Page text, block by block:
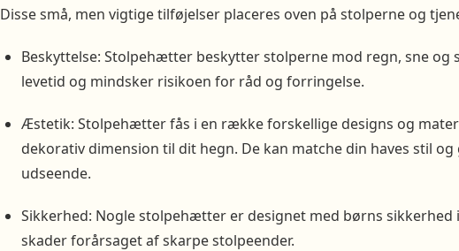
Disse små, men vigtige tilføjelser placeres oven på stolperne og
Beskyttelse: Stolpehætter beskytter stolperne mod regn, sne
levetid og mindsker risikoen for råd og forringelse.
Æstetik: Stolpehætter fås i en række forskellige designs og
dekorativ dimension til dit hegn. De kan matche din haves stil
udseende.
Sikkerhed: Nogle stolpehætter er designet med børns
skader forårsaget af skarpe stolpeender.